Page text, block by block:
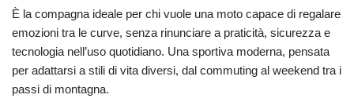
È la compagna ideale per chi vuole una moto capace di regalare
emozioni tra le curve, senza rinunciare a praticità, sicurezza e
tecnologia nell’uso quotidiano. Una sportiva moderna, pensata
per adattarsi a stili di vita diversi, dal commuting al weekend tra i
passi di montagna.